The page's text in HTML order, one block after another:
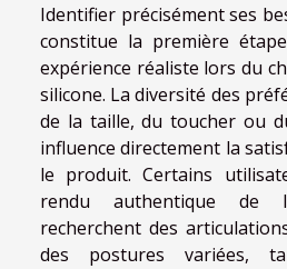
Identifier précisément ses
constitue la première
expérience réaliste lors du
silicone. La diversité des
de la taille, du toucher ou
influence directement la
le produit. Certains
rendu authentique de
recherchent des
des postures variées,